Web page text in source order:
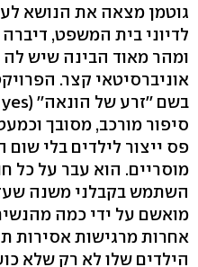
גוטמן מצאה את הנושא
לדיוני בית המשפט,
ומהר מאוד הבינה שיש
אוניברסיטאי קצר.
סיפור מורכב, מסובך
פס ייצור לילדים בלי שום
מוסריים. הוא עבר על כל
השתמש בקבלני משנה
מואשם על ידי כמה
אחרות מרגישות אסירות
הילדים שלו לא רק שלא